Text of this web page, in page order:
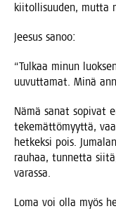
kii­tol­li­suu­den, mut­ta
Jee­sus sanoo:
“Tul­kaa minun
uuvut­ta­mat. Minä
Nämä sanat sopi­vat
teke­mät­tö­myyt­tä,
het­kek­si pois.
rau­haa, tun­net­ta
varassa.
Loma voi olla myös